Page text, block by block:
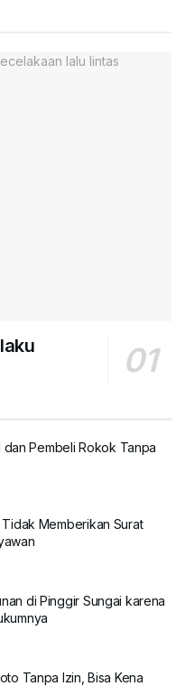
dan Pembeli Rokok Tanpa
Memberikan Surat
di Pinggir Sungai karena
Tanpa Izin, Bisa Kena